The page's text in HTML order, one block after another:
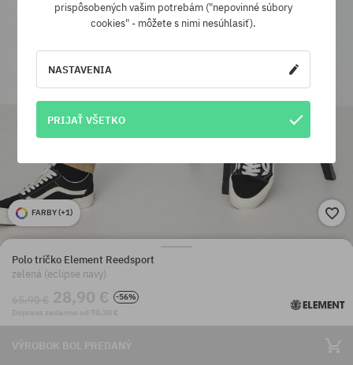
FARBY (+1)
Polo tričko Element Reedsport
zelená (eclipse navy)
65,90 € 28,90 €
-56%
Doprava zadarmo od 70,30 €
VÝROBOK BOL PREDANÝ
prispôsobených vašim potrebám ("nepovinné súbory
cookies" - môžete s nimi nesúhlasiť).
NASTAVENIA
PRIJAŤ VŠETKO